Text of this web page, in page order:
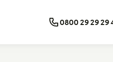
0800 29 29 29